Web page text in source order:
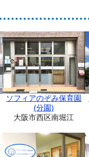
ム可）※
字を入力してください。
ソフィアのぞみ保育園
(分園)
大阪市西区南堀江